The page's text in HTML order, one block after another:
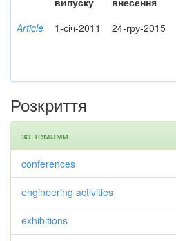
Article 1-січ-2011 24-гру-2015
Розкриття
за темами
conferences
engineering activities
exhibitions